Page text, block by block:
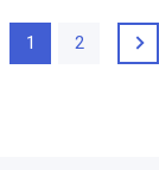
1
2